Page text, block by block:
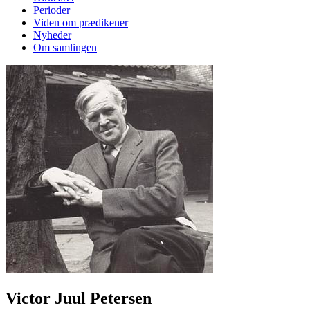
Perioder
Viden om prædikener
Nyheder
Om samlingen
Victor Juul Petersen